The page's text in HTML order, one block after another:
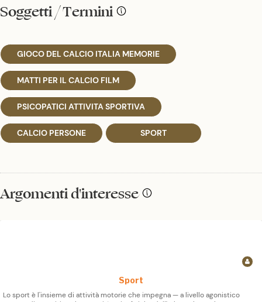
Soggetti / Termini
GIOCO DEL CALCIO ITALIA MEMORIE
MATTI PER IL CALCIO FILM
PSICOPATICI ATTIVITA SPORTIVA
CALCIO PERSONE SPORT
Argomenti d'interesse
Sport
Lo sport è l'insieme di attività motorie che impegna — a livello agonistico